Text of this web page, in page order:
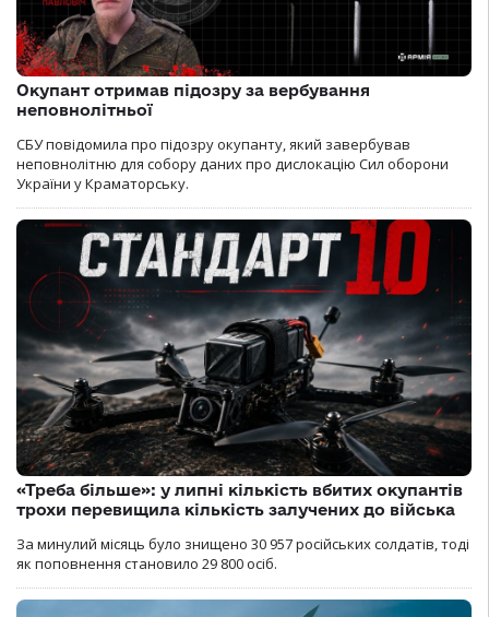
Окупант отримав підозру за вербування
неповнолітньої
СБУ повідомила про підозру окупанту, який завербував
неповнолітню для собору даних про дислокацію Сил оборони
України у Краматорську.
«Треба більше»: у липні кількість вбитих окупантів
трохи перевищила кількість залучених до війська
За минулий місяць було знищено 30 957 російських солдатів, тоді
як поповнення становило 29 800 осіб.